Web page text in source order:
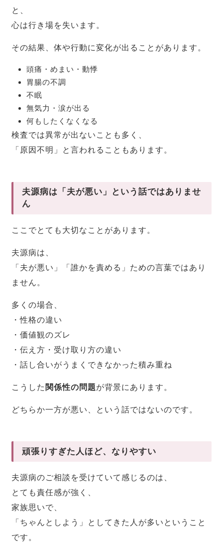
と、
心は行き場を失います。
その結果、体や行動に変化が出ることがあります。
頭痛・めまい・動悸
胃腸の不調
不眠
無気力・涙が出る
何もしたくなくなる
検査では異常が出ないことも多く、
「原因不明」と言われることもあります。
夫源病は「夫が悪い」という話ではありませ
ん
ここでとても大切なことがあります。
夫源病は、
「夫が悪い」「誰かを責める」ための言葉ではあり
ません。
多くの場合、
・性格の違い
・価値観のズレ
・伝え方・受け取り方の違い
・話し合いがうまくできなかった積み重ね
こうした 関係性の問題が背景にあります。
どちらか一方が悪い、という話ではないのです。
頑張りすぎた人ほど、なりやすい
夫源病のご相談を受けていて感じるのは、
とても責任感が強く、
家族思いで、
「ちゃんとしよう」としてきた人が多いということ
です。